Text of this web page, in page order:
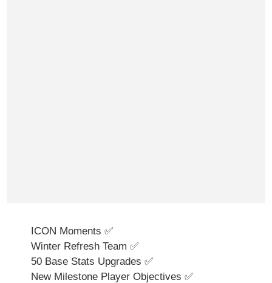
ICON Moments ✅
Winter Refresh Team ✅
50 Base Stats Upgrades ✅
New Milestone Player Objectives ✅